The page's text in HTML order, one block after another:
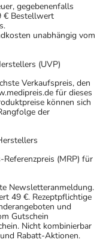
gegebenenfalls
€ Bestellwert
unabhängig vom
(UVP)
Verkaufspreis, den
für dieses
können sich
der
(MRP) für
Newsletteranmeldung.
49 €. Rezeptpflichtige
und
Gutschein
Nicht kombinierbar
Rabatt-Aktionen.